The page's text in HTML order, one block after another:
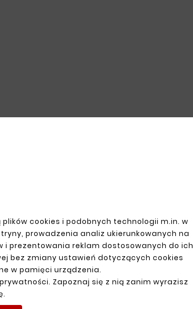
cookies i podobnych technologii m.in. w
prowadzenia analiz ukierunkowanych na
i prezentowania reklam dostosowanych do ich
bez zmiany ustawień dotyczących cookies
w pamięci urządzenia.
Zapoznaj się z nią zanim wyrazisz